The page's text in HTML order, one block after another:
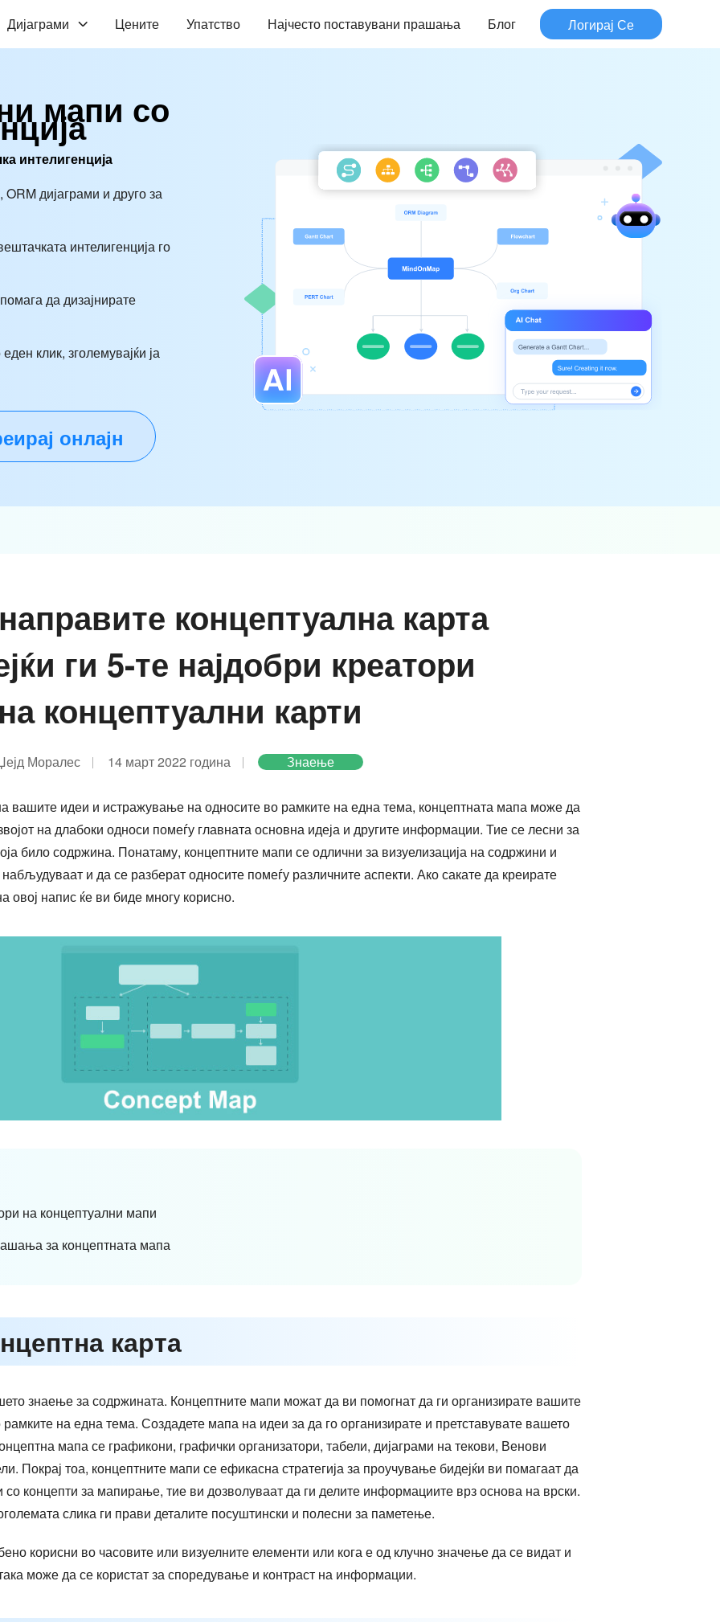
Дијаграми Цените Упатство Најчесто поставувани прашања Блог Логирај Се
мапи со
интелигенција
ORM дијаграми и друго за
интелигенција го
да дизајнирате
клик, зголемувајќи ја
онлајн
концептуална карта
ги 5-те најдобри креатори
концептуални карти
Моралес 14 март 2022 година Знаење
вашите идеи и истражување на односите во рамките на една тема, концептната мапа може да
на длабоки односи помеѓу главната основна идеја и другите информации. Тие се лесни за
било содржина. Понатаму, концептните мапи се одлични за визуелизација на содржини и
и да се разберат односите помеѓу различните аспекти. Ако сакате да креирате
овој напис ќе ви биде многу корисно.
на концептуални мапи
за концептната мапа
карта
знаење за содржината. Концептните мапи можат да ви помогнат да ги организирате вашите
на една тема. Создадете мапа на идеи за да го организирате и претставувате вашето
мапа се графикони, графички организатори, табели, дијаграми на текови, Венови
Покрај тоа, концептните мапи се ефикасна стратегија за проучување бидејќи ви помагаат да
со концепти за мапирање, тие ви дозволуваат да ги делите информациите врз основа на врски.
слика ги прави деталите посуштински и полесни за паметење.
корисни во часовите или визуелните елементи или кога е од клучно значење да се видат и
може да се користат за споредување и контраст на информации.